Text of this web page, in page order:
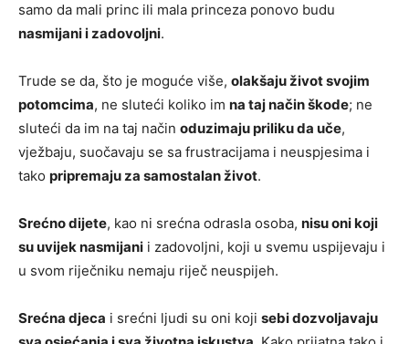
samo da mali princ ili mala princeza ponovo budu
nasmijani i zadovoljni.
Trude se da, što je moguće više, olakšaju život svojim
potomcima, ne sluteći koliko im na taj način škode; ne
sluteći da im na taj način oduzimaju priliku da uče,
vježbaju, suočavaju se sa frustracijama i neuspjesima i
tako pripremaju za samostalan život.
Srećno dijete, kao ni srećna odrasla osoba, nisu oni koji
su uvijek nasmijani i zadovoljni, koji u svemu uspijevaju i
u svom riječniku nemaju riječ neuspijeh.
Srećna djeca i srećni ljudi su oni koji sebi dozvoljavaju